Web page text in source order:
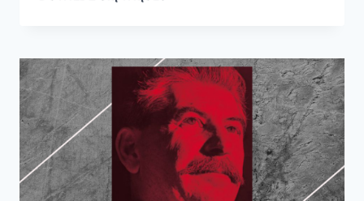
WOJNA
IMPERIÓW
1931-
1945,
TOM
1.